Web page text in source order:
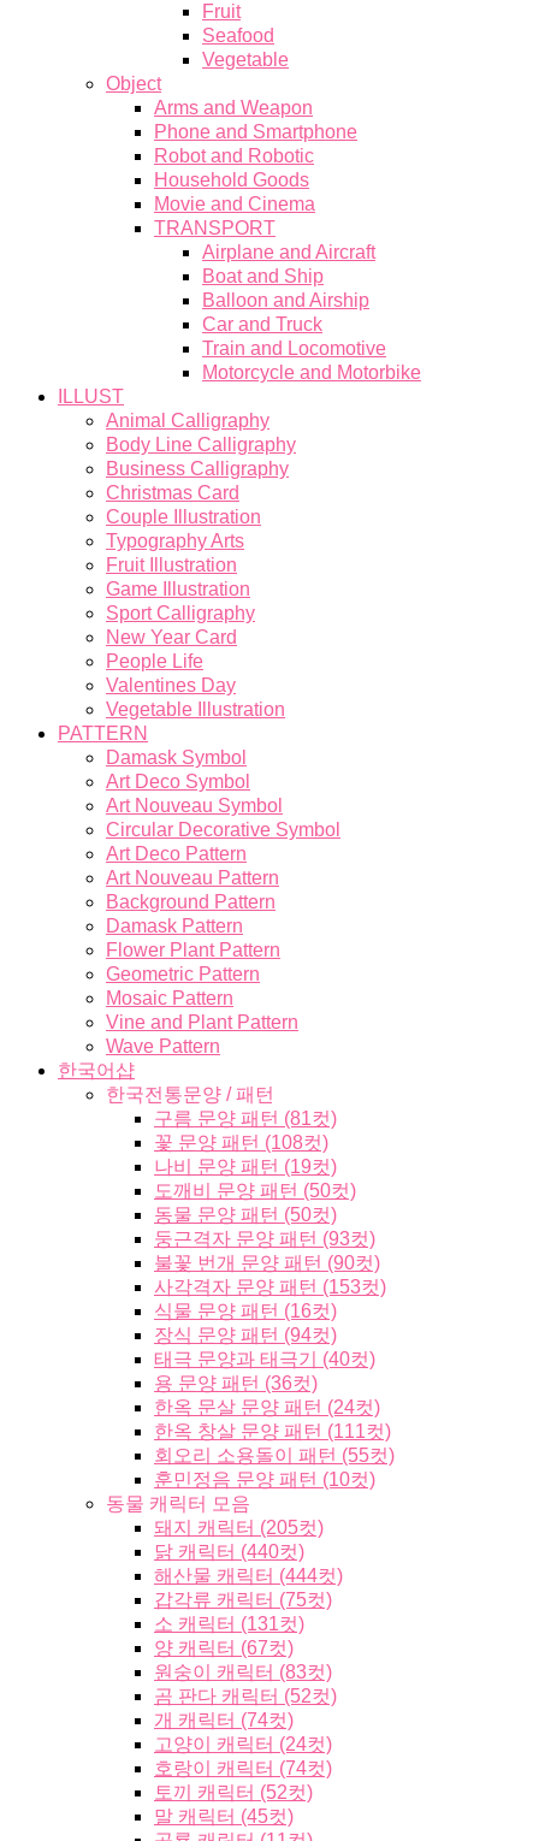
Fruit
Seafood
Vegetable
Object
Arms and Weapon
Phone and Smartphone
Robot and Robotic
Household Goods
Movie and Cinema
TRANSPORT
Airplane and Aircraft
Boat and Ship
Balloon and Airship
Car and Truck
Train and Locomotive
Motorcycle and Motorbike
ILLUST
Animal Calligraphy
Body Line Calligraphy
Business Calligraphy
Christmas Card
Couple Illustration
Typography Arts
Fruit Illustration
Game Illustration
Sport Calligraphy
New Year Card
People Life
Valentines Day
Vegetable Illustration
PATTERN
Damask Symbol
Art Deco Symbol
Art Nouveau Symbol
Circular Decorative Symbol
Art Deco Pattern
Art Nouveau Pattern
Background Pattern
Damask Pattern
Flower Plant Pattern
Geometric Pattern
Mosaic Pattern
Vine and Plant Pattern
Wave Pattern
한국어샵
한국전통문양 / 패턴
구름 문양 패턴 (81컷)
꽃 문양 패턴 (108컷)
나비 문양 패턴 (19컷)
도깨비 문양 패턴 (50컷)
동물 문양 패턴 (50컷)
둥근격자 문양 패턴 (93컷)
불꽃 번개 문양 패턴 (90컷)
사각격자 문양 패턴 (153컷)
식물 문양 패턴 (16컷)
장식 문양 패턴 (94컷)
태극 문양과 태극기 (40컷)
용 문양 패턴 (36컷)
한옥 문살 문양 패턴 (24컷)
한옥 창살 문양 패턴 (111컷)
회오리 소용돌이 패턴 (55컷)
훈민정음 문양 패턴 (10컷)
동물 캐릭터 모음
돼지 캐릭터 (205컷)
닭 캐릭터 (440컷)
해산물 캐릭터 (444컷)
갑각류 캐릭터 (75컷)
소 캐릭터 (131컷)
양 캐릭터 (67컷)
원숭이 캐릭터 (83컷)
곰 판다 캐릭터 (52컷)
개 캐릭터 (74컷)
고양이 캐릭터 (24컷)
호랑이 캐릭터 (74컷)
토끼 캐릭터 (52컷)
말 캐릭터 (45컷)